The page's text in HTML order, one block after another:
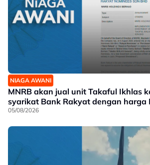
NIAGA AWANI
MNRB akan jual unit Takaful Ikhlas
syarikat Bank Rakyat dengan harga
05/08/2026